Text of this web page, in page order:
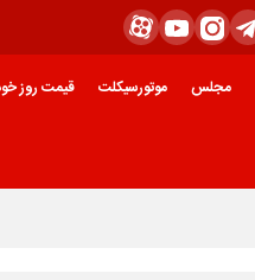
مجلس موتورسیکلت قیمت روز